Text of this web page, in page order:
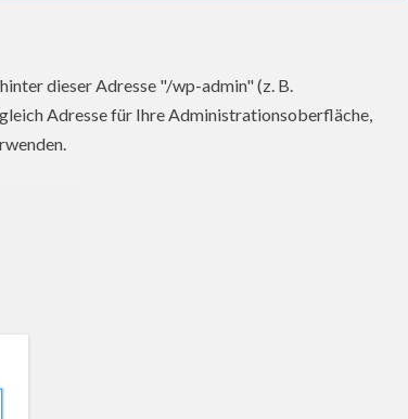
dieser Adresse "/wp-admin" (z. B.
Adresse für Ihre Administrationsoberfläche,